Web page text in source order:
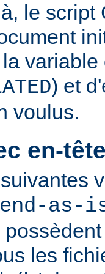
le script
) et
voulus.
en-
as-
les